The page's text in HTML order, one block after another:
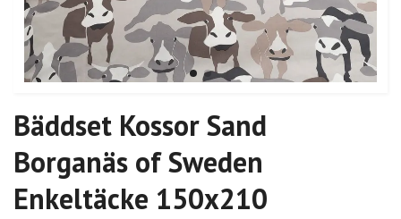
Bäddset Kossor Sand
Borganäs of Sweden
Enkeltäcke 150x210